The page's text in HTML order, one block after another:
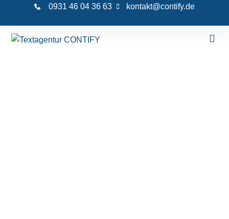
0931 46 04 36 63 kontakt@contify.de